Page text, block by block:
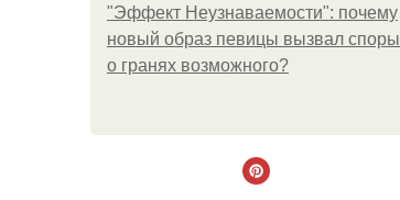
"Эффект Неузнаваемости": почему
новый образ певицы вызвал споры
о гранях возможного?